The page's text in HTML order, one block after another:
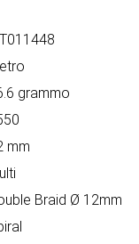
grammo
mm
Braid Ø 12mm